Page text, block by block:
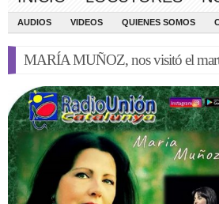
AUDIOS VIDEOS QUIENES SOMOS
MARÍA MUÑOZ, nos visitó el